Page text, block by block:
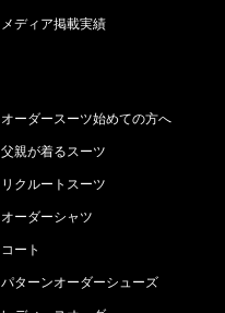
メディア掲載実績
オーダースーツ始めての方へ
父親が着るスーツ
リクルートスーツ
オーダーシャツ
コート
パターンオーダーシューズ